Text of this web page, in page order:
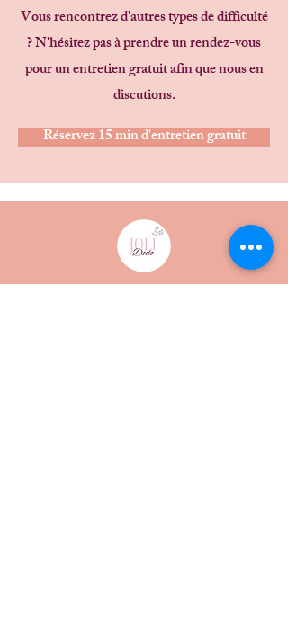
Vous rencontrez d'autres types de difficulté
? N'hésitez pas à prendre un rendez-vous
pour un entretien gratuit afin que nous en
discutions.
Réservez 15 min d'entretien gratuit